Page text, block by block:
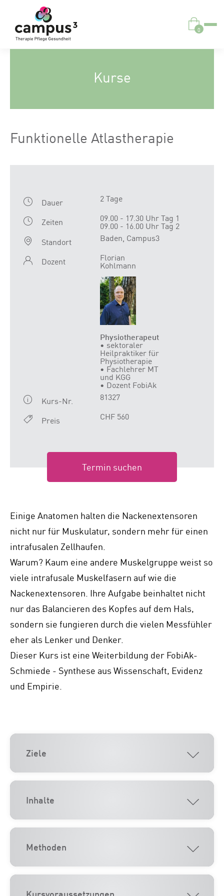
0
Kurse
Funktionelle Atlastherapie
Dauer
2 Tage
Zeiten
09.00 - 17.30 Uhr Tag 1
09.00 - 16.00 Uhr Tag 2
Standort
Baden, Campus3
Dozent
Florian
Kohlmann
Physiotherapeut
• sektoraler
Heilpraktiker für
Physiotherapie
• Fachlehrer MT
und KGG
• Dozent FobiAk
Kurs-Nr.
81327
Preis
CHF 560
Termin suchen
Einige Anatomen halten die Nackenextensoren
nicht nur für Muskulatur, sondern mehr für einen
intrafusalen Zellhaufen.
Warum? Kaum eine andere Muskelgruppe weist so
viele intrafusale Muskelfasern auf wie die
Nackenextensoren. Ihre Aufgabe beinhaltet nicht
nur das Balancieren des Kopfes auf dem Hals,
sondern sie fungieren durch die vielen Messfühler
eher als Lenker und Denker.
Dieser Kurs ist eine Weiterbildung der FobiAk-
Schmiede - Synthese aus Wissenschaft, Evidenz
und Empirie.
Ziele
Inhalte
Methoden